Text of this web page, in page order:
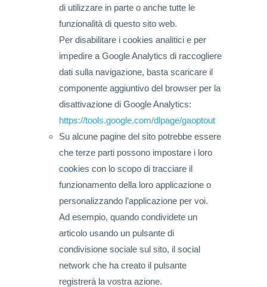
di utilizzare in parte o anche tutte le
funzionalità di questo sito web.
Per disabilitare i cookies analitici e per
impedire a Google Analytics di raccogliere
dati sulla navigazione, basta scaricare il
componente aggiuntivo del browser per la
disattivazione di Google Analytics:
https://tools.google.com/dlpage/gaoptout
Su alcune pagine del sito potrebbe essere
che terze parti possono impostare i loro
cookies con lo scopo di tracciare il
funzionamento della loro applicazione o
personalizzando l’applicazione per voi.
Ad esempio, quando condividete un
articolo usando un pulsante di
condivisione sociale sul sito, il social
network che ha creato il pulsante
registrerà la vostra azione.